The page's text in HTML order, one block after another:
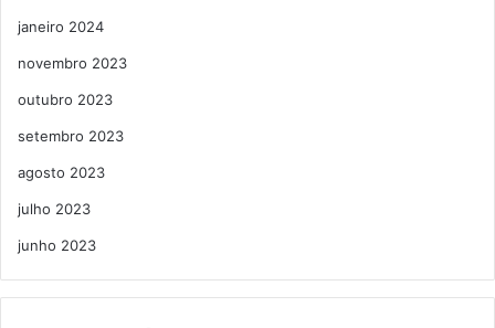
janeiro 2024
novembro 2023
outubro 2023
setembro 2023
agosto 2023
julho 2023
junho 2023